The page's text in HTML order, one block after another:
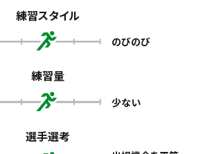
練習スタイル
のびのび
練習量
少ない
選手選考